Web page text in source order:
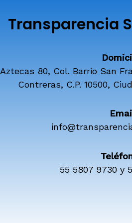
Transparencia
Aztecas 80, Col. Barrio San
Contreras, C.P. 10500,
55 5807 9730 y